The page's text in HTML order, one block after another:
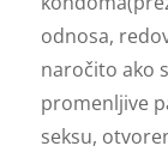
odnosa,
naročito ako
promenljive
seksu,